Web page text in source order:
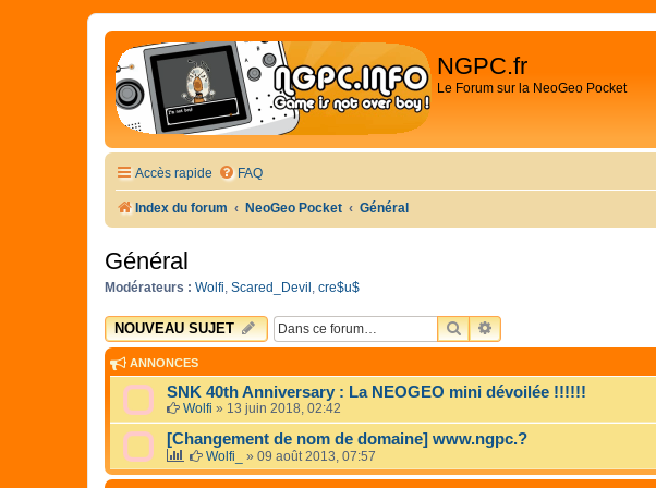
NGPC.fr
Le Forum sur la NeoGeo Pocket
Accès rapide FAQ
Index du forum NeoGeo Pocket Général
Général
Modérateurs : Wolfi, Scared_Devil , cre$u$
NOUVEAU SUJET RECHERCHER
RECHERCHE AVANCÉE
ANNONCES
SNK 40th Anniversary : La NEOGEO mini dévoilée !!!!!!
Wolfi » 13 juin 2018, 02:42
[Changement de nom de domaine] www.ngpc.?
Wolfi_ » 09 août 2013, 07:57